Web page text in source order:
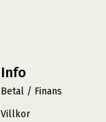
Info
Betal / Finans
Villkor